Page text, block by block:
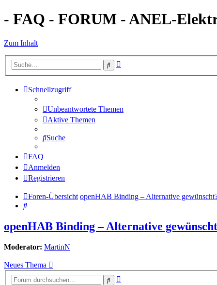
- FAQ - FORUM - ANEL-
Zum Inhalt
Suche
Schnellzugriff
Unbeantwortete Themen
Aktive Themen
Suche
FAQ
Anmelden
Registrieren
Foren-Übersicht openHAB Binding – Alternative
Suche
openHAB Binding – Alternative
Moderator: MartinN
Neues Thema
Suche